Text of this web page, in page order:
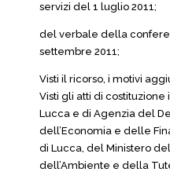
servizi del 1 luglio 2011;
del verbale della
settembre 2011;
Visti il ricorso, i motivi
Visti gli atti di
Lucca e di Agenzia del
dell’Economia e delle
di Lucca, del Ministero
dell’Ambiente e della